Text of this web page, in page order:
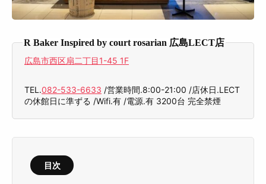
R Baker Inspired by court rosarian 広島LECT店
広島市西区扇二丁目1-45 1F
TEL.082-533-6633 /営業時間.8:00-21:00 /店休日.LECT
の休館日に準ずる /Wifi.有 /電源.有 3200台 完全禁煙
目次